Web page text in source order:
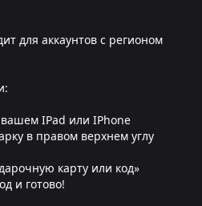
для аккаунтов с регионом
IPad или IPhone
в правом верхнем углу
карту или код»
и готово!